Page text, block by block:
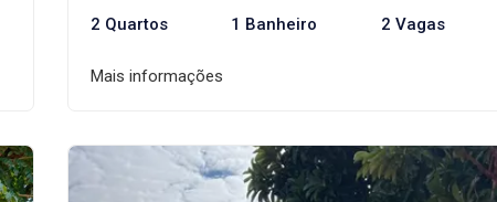
2 Quartos 1 Banheiro 2 Vagas
Mais informações